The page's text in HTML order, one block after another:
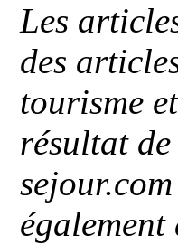
Les
des
tourisme
résultat